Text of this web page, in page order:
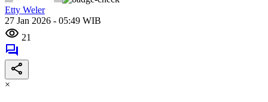
Etty Weler
27 Jan 2026 - 05:49 WIB
21
×